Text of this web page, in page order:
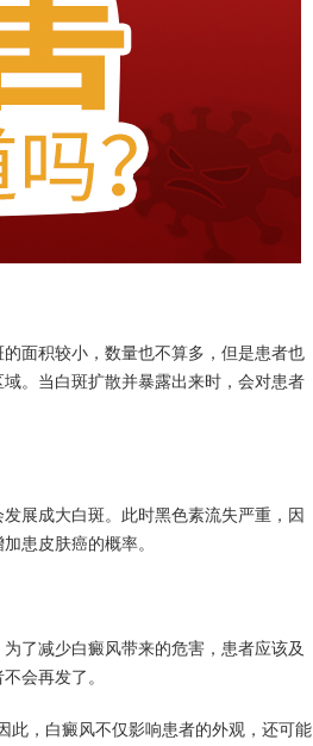
面积较小，数量也不算多，但是患者也
。当白斑扩散并暴露出来时，会对患者
展成大白斑。此时黑色素流失严重，因
患皮肤癌的概率。
了减少白癜风带来的危害，患者应该及
会再发了。
，白癜风不仅影响患者的外观，还可能